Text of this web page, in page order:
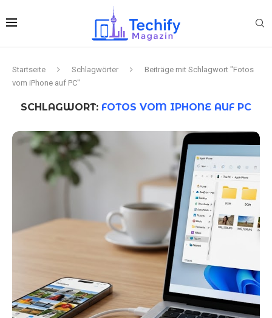
Startseite Schlagwörter
Beiträge mit Schlagwort "Fotos
vom iPhone auf PC"
SCHLAGWORT: FOTOS VOM IPHONE AUF PC